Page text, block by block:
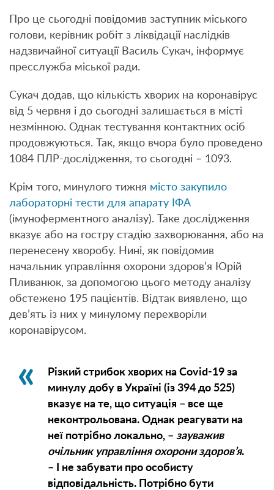
Про це сьогодні повідомив заступник міського
голови, керівник робіт з ліквідації наслідків
надзвичайної ситуації Василь Сукач, інформує
пресслужба міської ради.
Сукач додав, що кількість хворих на коронавірус
від 5 червня і до сьогодні залишається в місті
незмінною. Однак тестування контактних осіб
продовжуються. Так, якщо вчора було проведено
1084 ПЛР-дослідження, то сьогодні – 1093.
Крім того, минулого тижня місто закупило
лабораторні тести для апарату ІФА
(імуноферментного аналізу). Таке дослідження
вказує або на гостру стадію захворювання, або на
перенесену хворобу. Нині, як повідомив
начальник управління охорони здоров’я Юрій
Пливанюк, за допомогою цього методу аналізу
обстежено 195 пацієнтів. Відтак виявлено, що
дев’ять із них у минулому перехворіли
коронавірусом.
Різкий стрибок хворих на Covid-19 за
минулу добу в Україні (із 394 до 525)
вказує на те, що ситуація – все ще
неконтрольована. Однак реагувати на
неї потрібно локально, – зауважив
очільник управління охорони здоров’я.
– І не забувати про особисту
відповідальність. Потрібно бути